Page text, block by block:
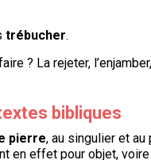
trébucher.
? La rejeter,
bibliques
pierre, au singulier et au
en effet pour objet,